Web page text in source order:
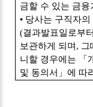
금할 수 있는 금융
• 당사는 구직자
(결과발표일로부터
보관하게 되며 , 그
니할 경우에는
「
및 동의서 」에 따